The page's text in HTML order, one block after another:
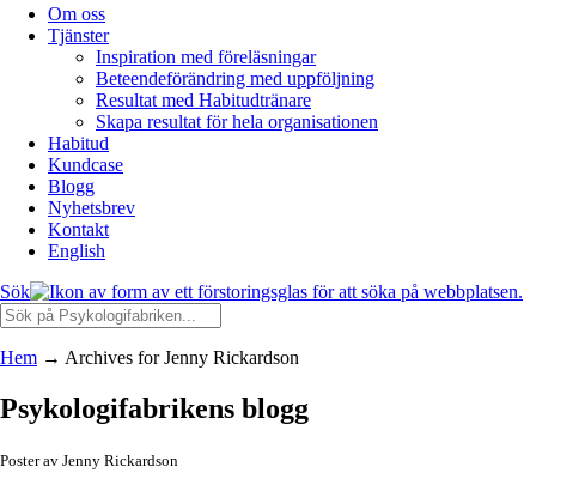
Om oss
Tjänster
Inspiration med föreläsningar
Beteendeförändring med uppföljning
Resultat med Habitudtränare
Skapa resultat för hela organisationen
Habitud
Kundcase
Blogg
Nyhetsbrev
Kontakt
English
Sök
Hem → Archives for Jenny Rickardson
Psykologifabrikens blogg
Poster av Jenny Rickardson